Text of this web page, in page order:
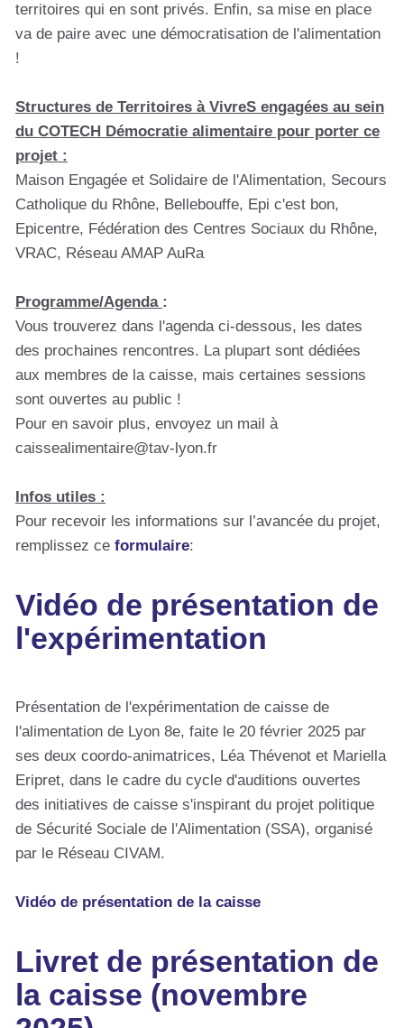
territoires qui en sont privés. Enfin, sa mise en place
va de paire avec une démocratisation de l'alimentation
!
Structures de Territoires à VivreS engagées au sein
du COTECH Démocratie alimentaire pour porter ce
projet :
Maison Engagée et Solidaire de l'Alimentation, Secours
Catholique du Rhône, Bellebouffe, Epi c'est bon,
Epicentre, Fédération des Centres Sociaux du Rhône,
VRAC, Réseau AMAP AuRa
Programme/Agenda :
Vous trouverez dans l'agenda ci-dessous, les dates
des prochaines rencontres. La plupart sont dédiées
aux membres de la caisse, mais certaines sessions
sont ouvertes au public !
Pour en savoir plus, envoyez un mail à
caissealimentaire@tav-lyon.fr
Infos utiles :
Pour recevoir les informations sur l’avancée du projet,
remplissez ce formulaire:
Vidéo de présentation de
l'expérimentation
Présentation de l'expérimentation de caisse de
l'alimentation de Lyon 8e, faite le 20 février 2025 par
ses deux coordo-animatrices, Léa Thévenot et Mariella
Eripret, dans le cadre du cycle d'auditions ouvertes
des initiatives de caisse s'inspirant du projet politique
de Sécurité Sociale de l'Alimentation (SSA), organisé
par le Réseau CIVAM.
Vidéo de présentation de la caisse
Livret de présentation de
la caisse (novembre